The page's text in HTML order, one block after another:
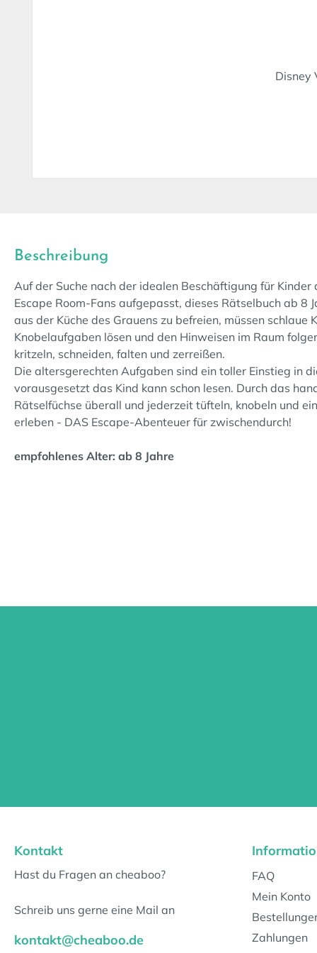
Disney
Beschreibung
Auf der Suche nach der idealen Beschäftigung für Kinder
Escape Room-Fans aufgepasst, dieses Rätselbuch ab 8
aus der Küche des Grauens zu befreien, müssen schlaue
Knobelaufgaben lösen und den Hinweisen im Raum
kritzeln, schneiden, falten und zerreißen.
Die altersgerechten Aufgaben sind ein toller Einstieg in
vorausgesetzt das Kind kann schon lesen. Durch das
Rätselfüchse überall und jederzeit tüfteln, knobeln und
erleben - DAS Escape-Abenteuer für zwischendurch!
empfohlenes Alter: ab 8 Jahre
Kontakt
Hast du Fragen an cheaboo?
Schreib uns gerne eine Mail an
kontakt@cheaboo.de
FAQ
Mein Konto
Zahlungen